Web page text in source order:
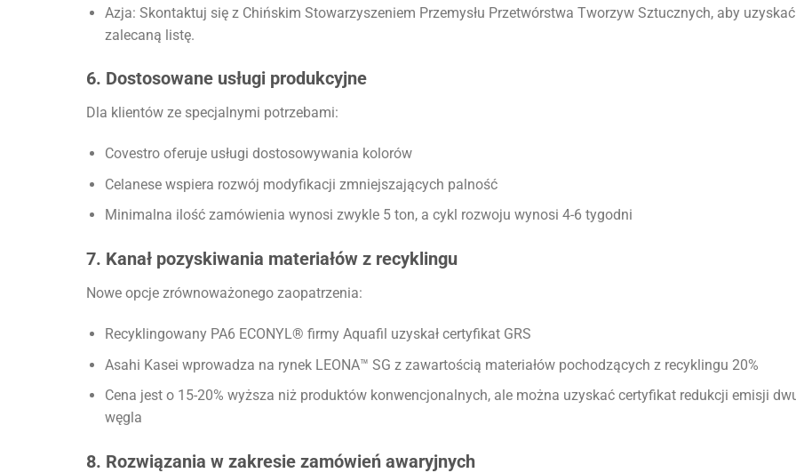
Azja: Skontaktuj się z Chińskim Stowarzyszeniem Przemysłu Przetwórstwa Tworzyw Sztucznych, aby uzyskać
zalecaną listę.
6. Dostosowane usługi produkcyjne
Dla klientów ze specjalnymi potrzebami:
Covestro oferuje usługi dostosowywania kolorów
Celanese wspiera rozwój modyfikacji zmniejszających palność
Minimalna ilość zamówienia wynosi zwykle 5 ton, a cykl rozwoju wynosi 4-6 tygodni
7. Kanał pozyskiwania materiałów z recyklingu
Nowe opcje zrównoważonego zaopatrzenia:
Recyklingowany PA6 ECONYL® firmy Aquafil uzyskał certyfikat GRS
Asahi Kasei wprowadza na rynek LEONA™ SG z zawartością materiałów pochodzących z recyklingu 20%
Cena jest o 15-20% wyższa niż produktów konwencjonalnych, ale można uzyskać certyfikat redukcji emisji
węgla
8. Rozwiązania w zakresie zamówień awaryjnych